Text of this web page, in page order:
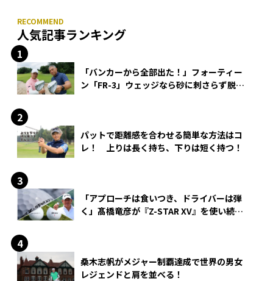
人気記事ランキング
「バンカーから全部出た！」フォーティー
ン「FR-3」ウェッジなら砂に刺さらず脱出
パットで距離感を合わせる簡単な方法はコ
レ！ 上りは長く持ち、下りは短く持つ！
「アプローチは食いつき、ドライバーは弾
く」髙橋竜彦が『Z-STAR XV』を使い続け
桑木志帆がメジャー制覇達成で世界の男女
レジェンドと肩を並べる！